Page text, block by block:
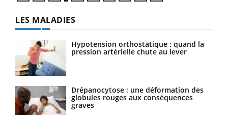
LES MALADIES
Hypotension orthostatique : quand la
pression artérielle chute au lever
Drépanocytose : une déformation des
globules rouges aux conséquences
graves